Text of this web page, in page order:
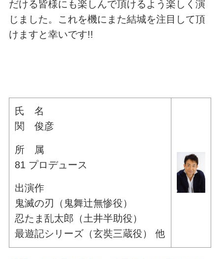
だける皆様にも楽しんで頂けるよう楽しく演
じました。これを機にまた結城を注目して頂
けますと幸いです!!
氏 名
関 俊彦
所 属
81 プロデュース
出演作
鬼滅の刃（鬼舞辻無惨役）
忍たま乱太郎（土井半助役）
最遊記シリーズ（玄奘三蔵役） 他